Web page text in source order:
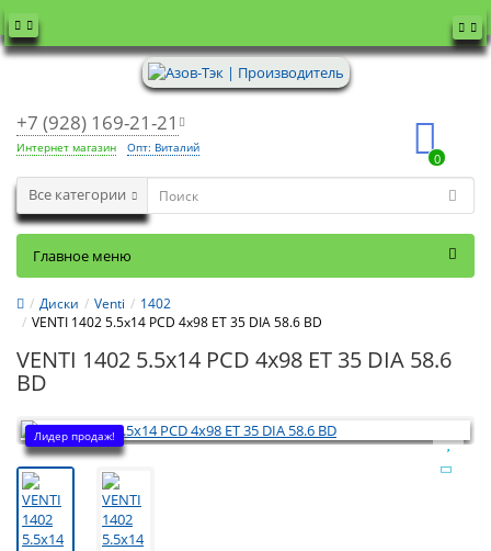
+7 (928) 169-21-21
Интернет магазин Опт: Виталий
0
Все категории
Главное меню
Диски Venti
1402
VENTI 1402 5.5x14 PCD 4x98 ET 35 DIA 58.6 BD
VENTI 1402 5.5x14 PCD 4x98 ET 35 DIA 58.6
BD
Лидер продаж!